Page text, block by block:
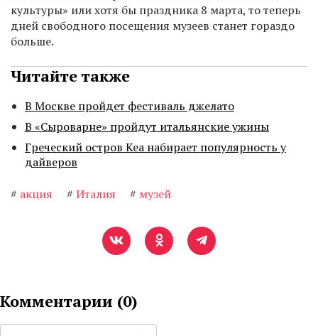
культуры» или хотя бы праздника 8 марта, то теперь
дней свободного посещения музеев станет гораздо
больше.
Читайте также
В Москве пройдет фестиваль джелато
В «Сыроварне» пройдут итальянские ужины
Греческий остров Кеа набирает популярность у
дайверов
# акция # Италия # музей
Комментарии (0)